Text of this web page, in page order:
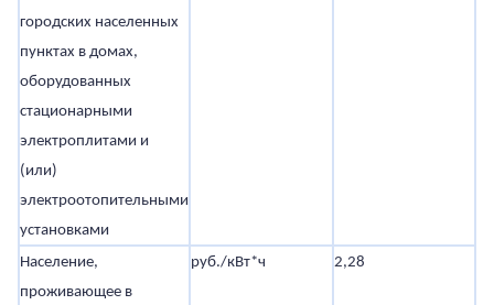
городских населенных
пунктах в домах,
оборудованных
стационарными
электроплитами и
(или)
электроотопительными
установками
Население,
проживающее в
руб./кВт*ч 2,28